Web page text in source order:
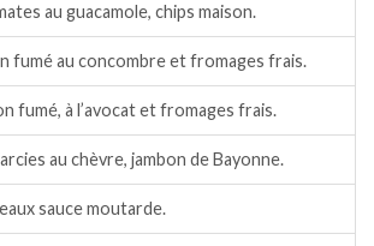
au guacamole, chips maison.
fumé au concombre et fromages frais.
fumé, à l’avocat et fromages frais.
au chèvre, jambon de Bayonne.
sauce moutarde.